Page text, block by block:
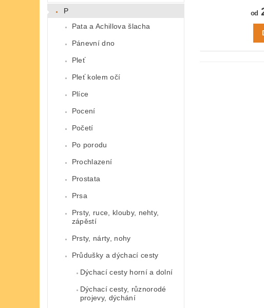
P
Pata a Achillova šlacha
Pánevní dno
Pleť
Pleť kolem očí
Plíce
Pocení
Početí
Po porodu
Prochlazení
Prostata
Prsa
Prsty, ruce, klouby, nehty,
zápěstí
Prsty, nárty, nohy
Průdušky a dýchací cesty
Dýchací cesty horní a dolní
Dýchací cesty, různorodé
projevy, dýchání
od